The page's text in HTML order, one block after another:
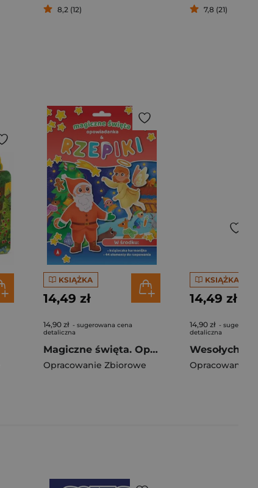
8,2 (12) 7,8 (21)
KSIĄŻKA
14,49 zł
14,90 zł - sugerowana cena
detaliczna
Magiczne święta. Opowiadanka & rzepiki
Opracowanie Zbiorowe
KSIĄŻKA
14,49 zł
14,90 zł -
detaliczna
Opracowanie